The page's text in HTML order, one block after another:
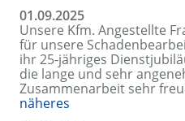
01.09.2025
Unsere Kfm. Angestellte
für unsere
ihr 25-jähriges
die lange und sehr
Zusammenarbeit sehr
näheres